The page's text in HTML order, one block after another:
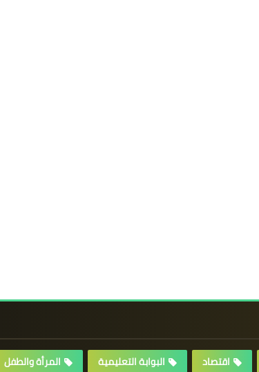
اقتصاد البوابة التعليمية المرأة والطفل